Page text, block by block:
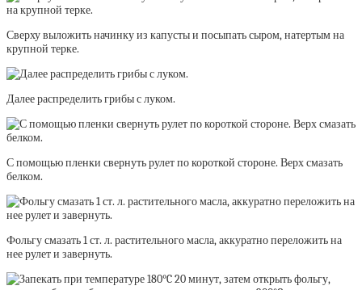
Сверху выложить начинку из капусты и посыпать сыром, натертым на
крупной терке.
Далее распределить грибы с луком.
С помощью пленки свернуть рулет по короткой стороне. Верх смазать
белком.
Фольгу смазать 1 ст. л. растительного масла, аккуратно переложить на
нее рулет и завернуть.